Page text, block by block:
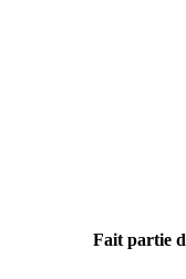
Fait partie